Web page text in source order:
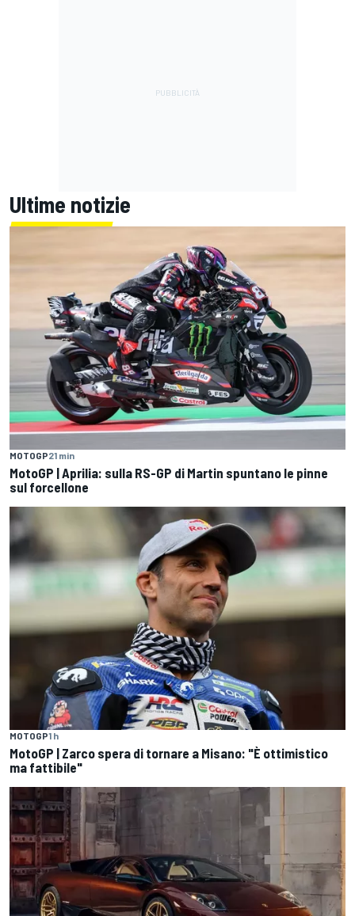
Ultime notizie
MOTOGP21 min
MotoGP | Aprilia: sulla RS-GP di Martin spuntano le pinne
sul forcellone
MOTOGP1 h
MotoGP | Zarco spera di tornare a Misano: "È ottimistico
ma fattibile"